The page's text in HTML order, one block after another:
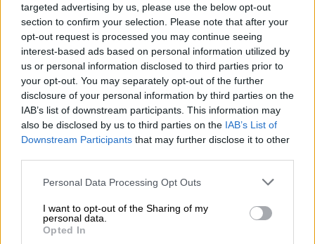
targeted advertising by us, please use the below opt-out
section to confirm your selection. Please note that after your
opt-out request is processed you may continue seeing
interest-based ads based on personal information utilized by
us or personal information disclosed to third parties prior to
your opt-out. You may separately opt-out of the further
disclosure of your personal information by third parties on the
IAB’s list of downstream participants. This information may
also be disclosed by us to third parties on the IAB’s List of
Downstream Participants that may further disclose it to other
Please note that this website/app uses one or more Google
not limited to your visit or usage behaviour. You may click to
grant or deny consent to Google and its third-party tags to
use your data for below specified purposes in below Google
Personal Data Processing Opt Outs
I want to opt-out of the Sharing of my
personal data.
Opted In
προσφέρει στην Ουκρανία, ακολουθώντας το
παράδειγμα άλλων κρατών που μετέβαλαν
την πολιτική τους να μην στέλνουν όπλα σε
εμπόλεμες χώρες έπειτα από την εισβολή
της Ρωσίας στην ουκρανική επικράτεια την
24η Φεβρουαρίου 2022.
Ο κ. Στόλτενμπεργκ κάνει στη Σεούλ τον
στην Ιαπωνία, με σκοπό την ενίσχυση των
σχέσεων με συμμάχους των ΗΠΑ
, εν μέσω
του πολέμου στην Ουκρανία και με φόντο